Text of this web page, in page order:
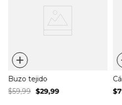
+
Buzo tejido
$59,99 $29,99
$